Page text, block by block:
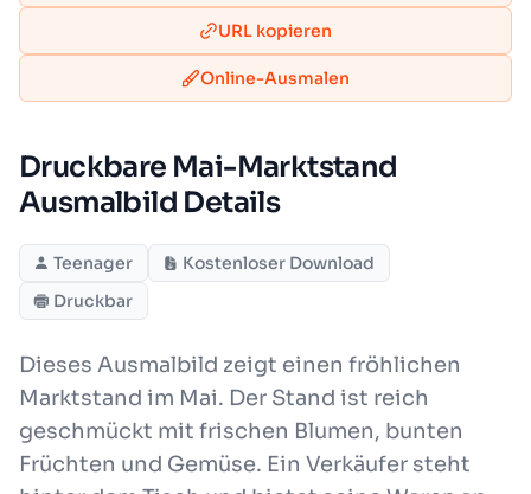
URL kopieren
Online-Ausmalen
Druckbare Mai-Marktstand
Ausmalbild Details
Teenager
Kostenloser Download
Druckbar
Dieses Ausmalbild zeigt einen fröhlichen
Marktstand im Mai. Der Stand ist reich
geschmückt mit frischen Blumen, bunten
Früchten und Gemüse. Ein Verkäufer steht